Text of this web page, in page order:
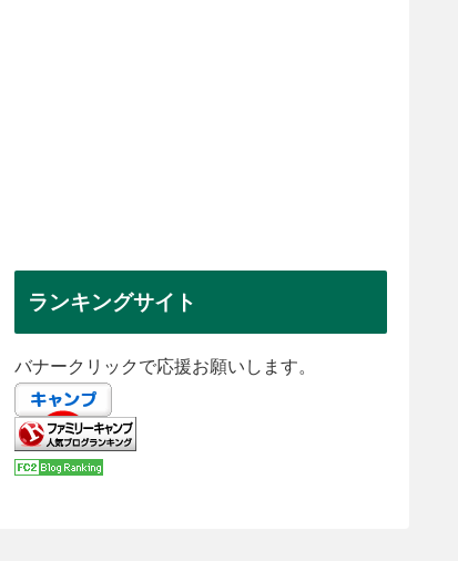
ランキングサイト
バナークリックで応援お願いします。